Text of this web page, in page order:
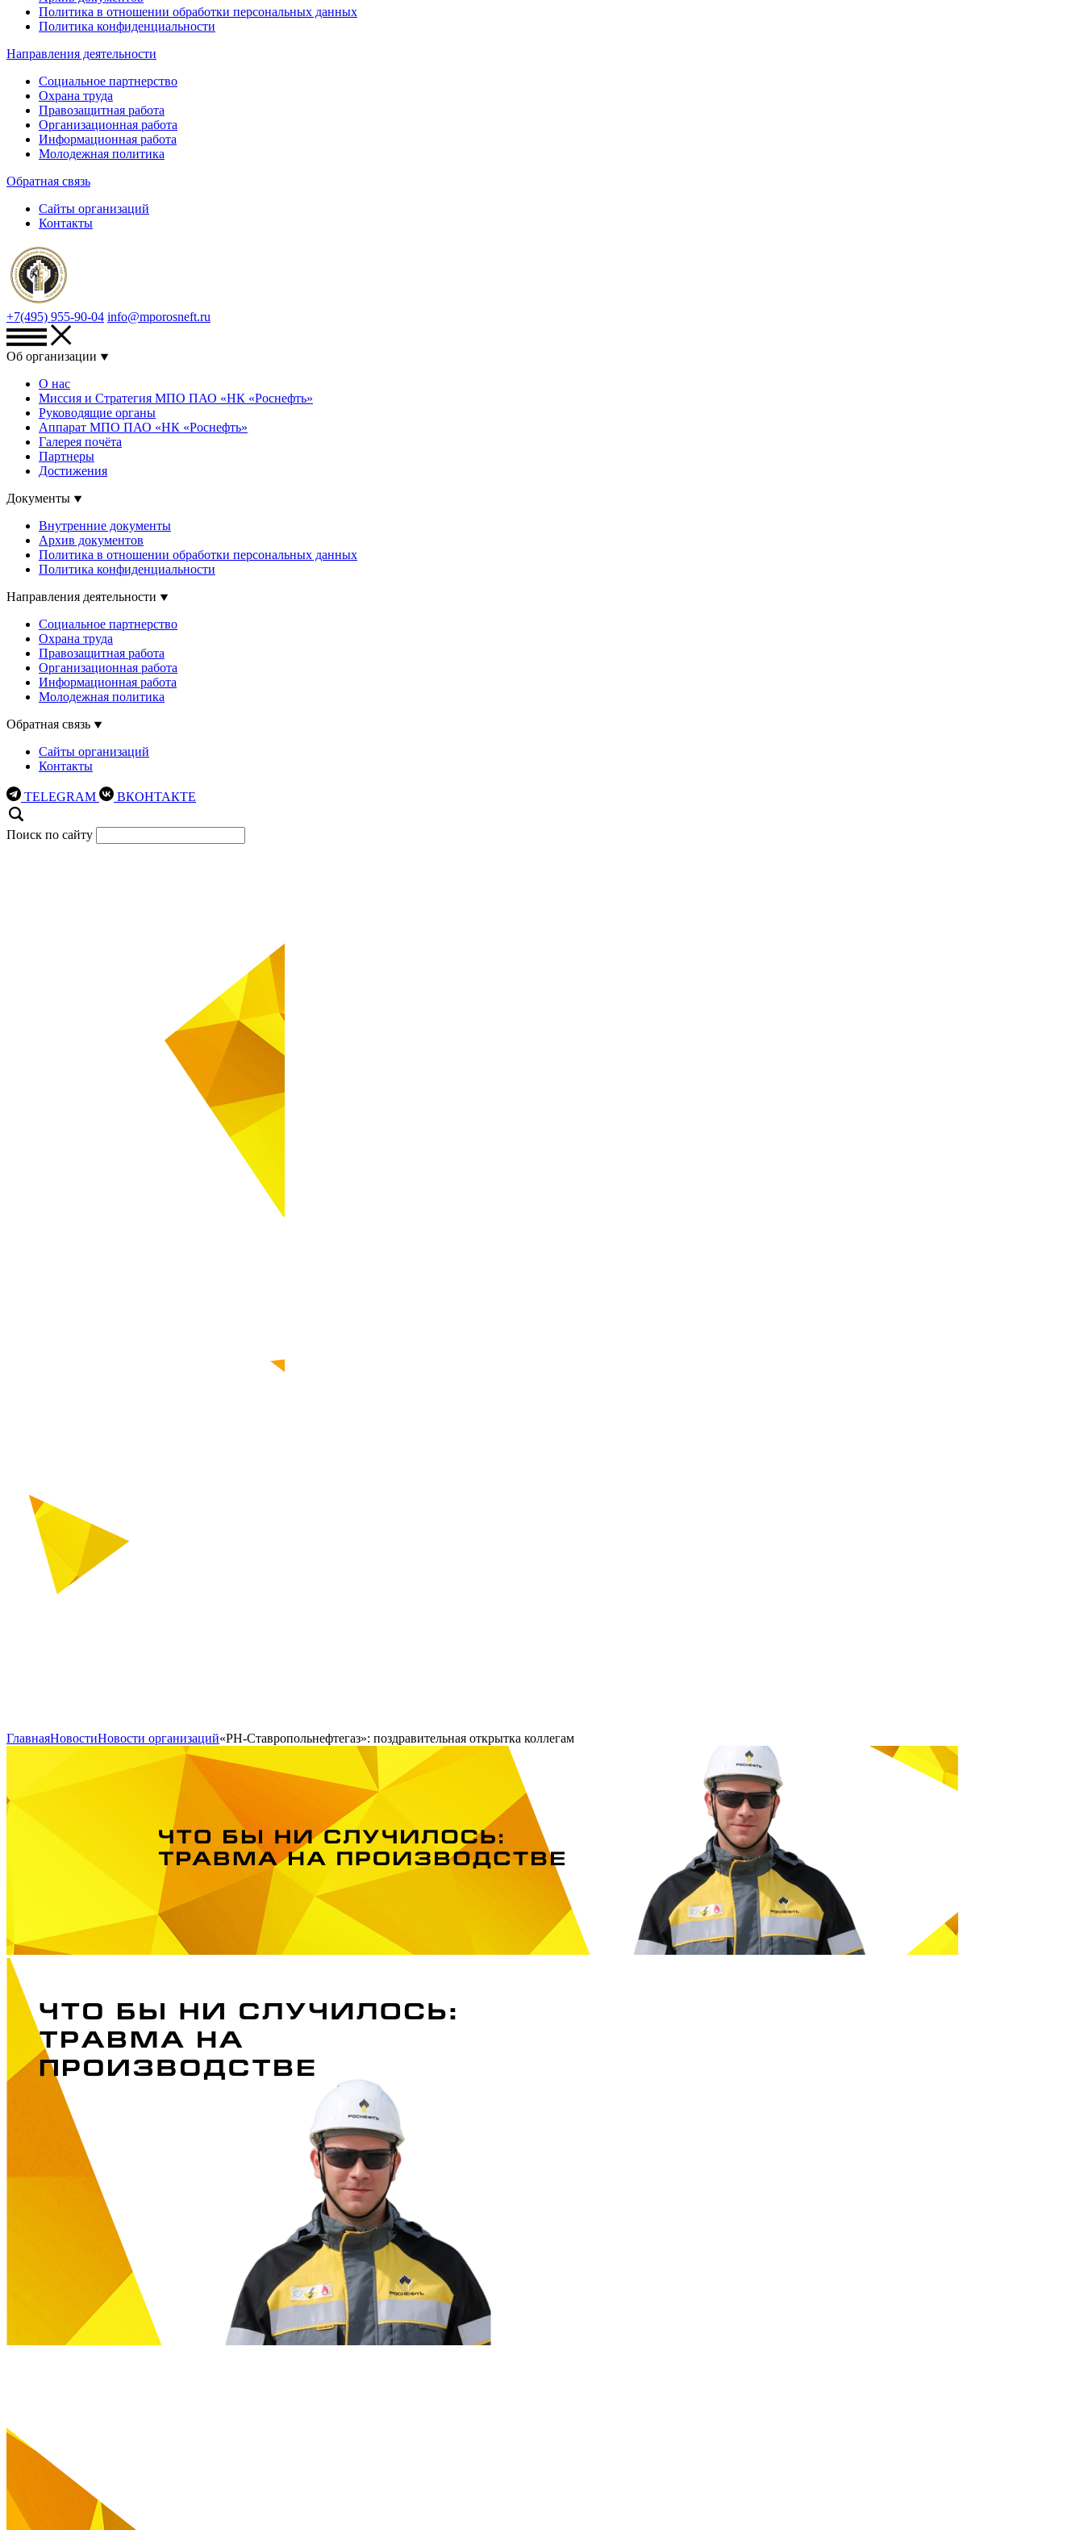
Политика в отношении обработки персональных данных
Политика конфиденциальности
Направления деятельности
Социальное партнерство
Охрана труда
Правозащитная работа
Организационная работа
Информационная работа
Молодежная политика
Обратная связь
Сайты организаций
Контакты
+7(495) 955-90-04 info@mporosneft.ru
Об организации
О нас
Миссия и Стратегия МПО ПАО «НК «Роснефть»
Руководящие органы
Аппарат МПО ПАО «НК «Роснефть»
Галерея почёта
Партнеры
Достижения
Документы
Внутренние документы
Архив документов
Политика в отношении обработки персональных данных
Политика конфиденциальности
Направления деятельности
Социальное партнерство
Охрана труда
Правозащитная работа
Организационная работа
Информационная работа
Молодежная политика
Обратная связь
Сайты организаций
Контакты
TELEGRAM ВКОНТАКТЕ
Поиск по сайту
ГлавнаяНовостиНовости организаций«РН-Ставропольнефтегаз»: поздравительная открытка коллегам